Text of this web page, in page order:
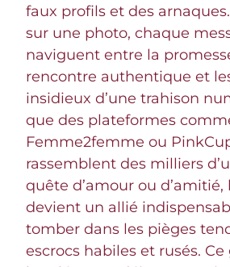
faux profils et des
sur une photo, chaque
naviguent entre la
rencontre authentique et
insidieux d’une trahison
que des plateformes
Femme2femme ou
rassemblent des milliers
quête d’amour ou
devient un allié
tomber dans les pièges
escrocs habiles et rusés.